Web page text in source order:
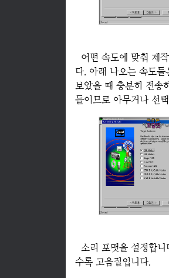
어떤 속도에 맞춰 제
다. 아래 나오는 속도들
보았을 때 충분히 전송
들이므로 아무거나 선택
소리 포맷을 설정합
수록 고음질입니다.